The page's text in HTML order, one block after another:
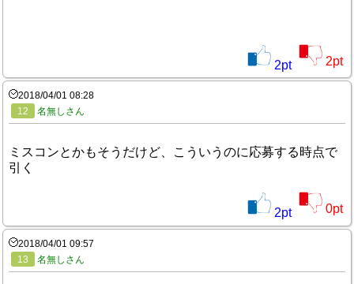
2pt 2pt
2018/04/01 08:28
12
名無しさん
ミスコンとかもそうだけど、こういうのに応募する時点で
引く
2pt 0pt
2018/04/01 09:57
13
名無しさん